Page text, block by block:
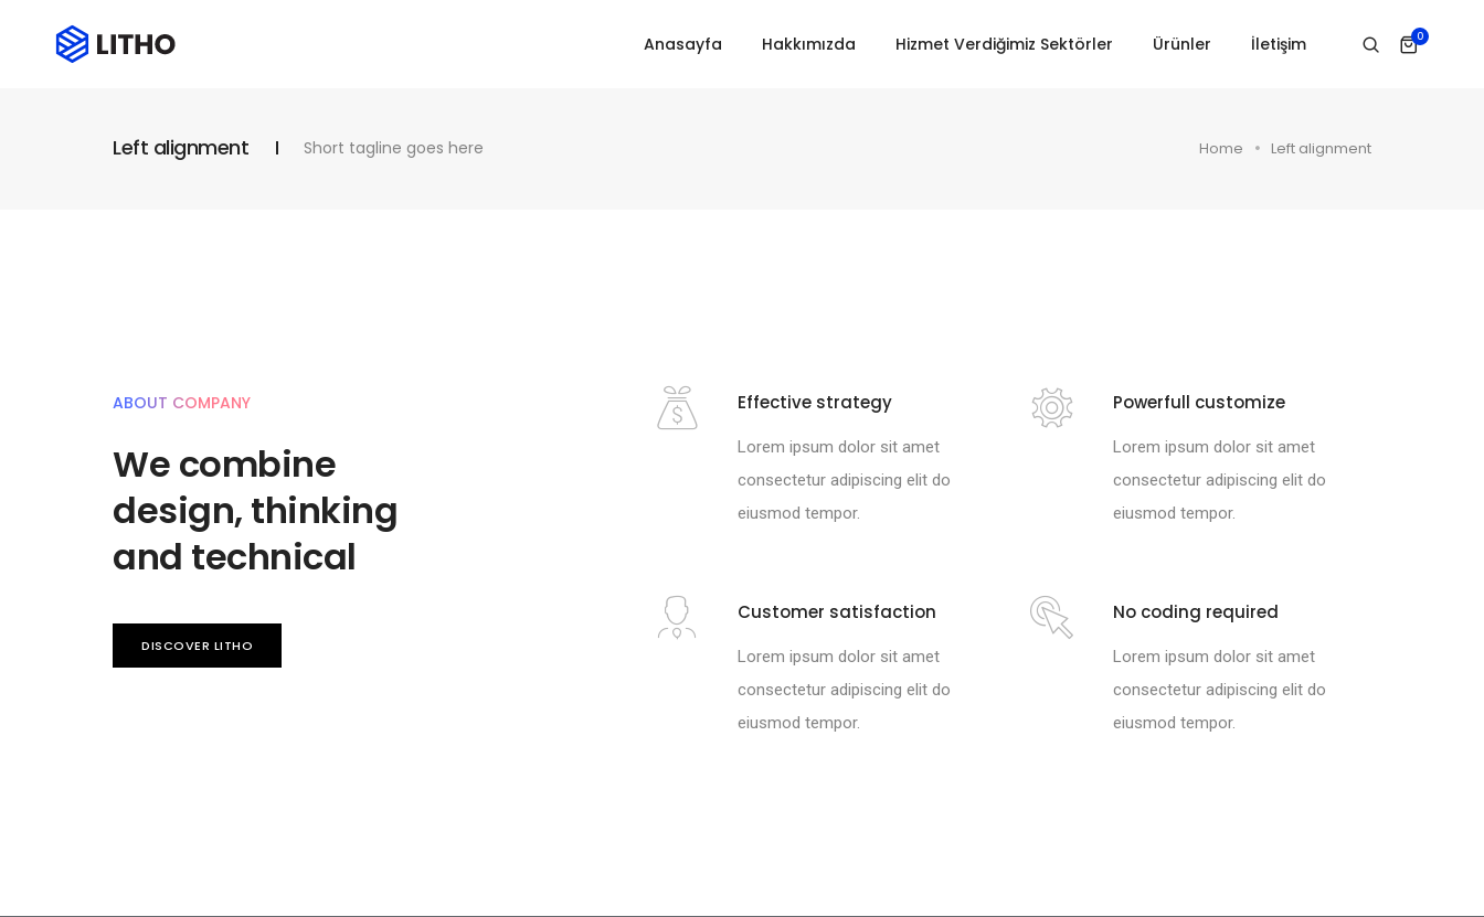
Anasayfa Hakkımızda Hizmet Verdiğimiz Sektörler Ürünler İletişim 0
Left alignment Short tagline goes here Home Left alignment
ABOUT COMPANY
We combine
design, thinking
and technical
DISCOVER LITHO
Effective strategy
Lorem ipsum dolor sit amet
consectetur adipiscing elit do
eiusmod tempor.
Powerfull customize
Lorem ipsum dolor sit amet
consectetur adipiscing elit do
eiusmod tempor.
Customer satisfaction
Lorem ipsum dolor sit amet
consectetur adipiscing elit do
eiusmod tempor.
No coding required
Lorem ipsum dolor sit amet
consectetur adipiscing elit do
eiusmod tempor.